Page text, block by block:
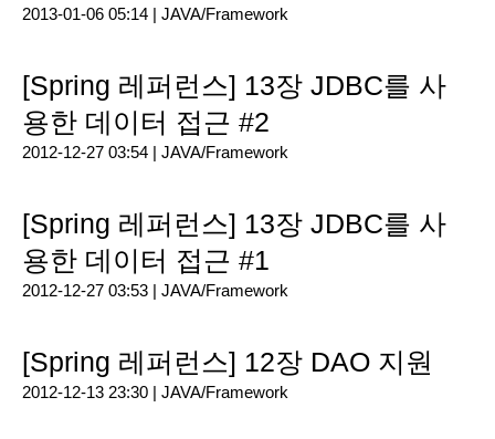
2013-01-06 05:14 | JAVA/Framework
[Spring 레퍼런스] 13장 JDBC를 사
용한 데이터 접근 #2
2012-12-27 03:54 | JAVA/Framework
[Spring 레퍼런스] 13장 JDBC를 사
용한 데이터 접근 #1
2012-12-27 03:53 | JAVA/Framework
[Spring 레퍼런스] 12장 DAO 지원
2012-12-13 23:30 | JAVA/Framework